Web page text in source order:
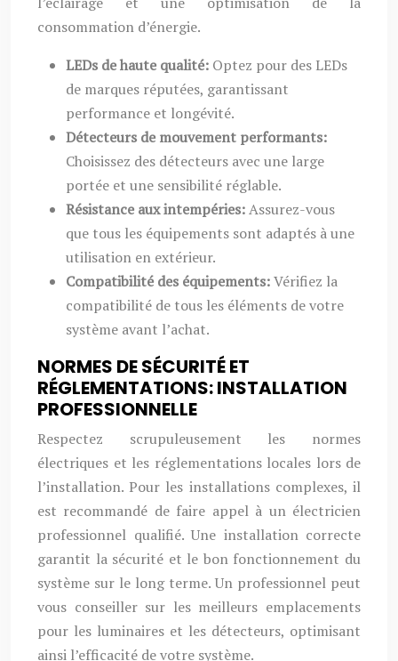
consommation d’énergie.
LEDs de haute qualité: Optez pour des LEDs
de marques réputées, garantissant
performance et longévité.
Détecteurs de mouvement performants:
Choisissez des détecteurs avec une large
portée et une sensibilité réglable.
Résistance aux intempéries:Assurez-vous
que tous les équipements sont adaptés à une
utilisation en extérieur.
Compatibilité des équipements:Vérifiez la
compatibilité de tous les éléments de votre
système avant l’achat.
NORMES DE SÉCURITÉ ET
RÉGLEMENTATIONS: INSTALLATION
PROFESSIONNELLE
Respectez scrupuleusement les normes
électriques et les réglementations locales lors de
l’installation. Pour les installations complexes, il
est recommandé de faire appel à un électricien
professionnel qualifié. Une installation correcte
garantit la sécurité et le bon fonctionnement du
système sur le long terme. Un professionnel peut
vous conseiller sur les meilleurs emplacements
pour les luminaires et les détecteurs, optimisant
ainsi l’efficacité de votre système.